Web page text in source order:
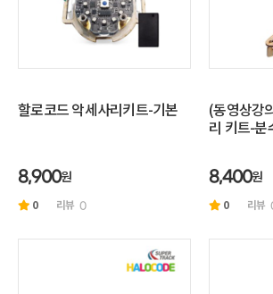
할로코드 악세사리키트-기본
8,900원
0 리뷰 0
(동영상강
리 키트-분
8,400원
0 리뷰